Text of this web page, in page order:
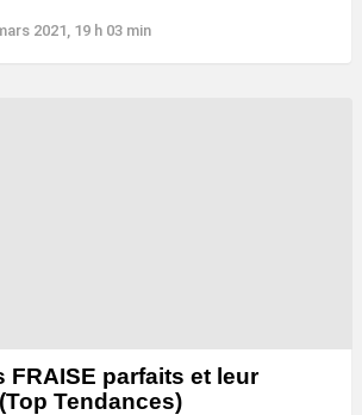
2021, 19 h 03 min
​​FRAISE parfaits et leur
Tendances)